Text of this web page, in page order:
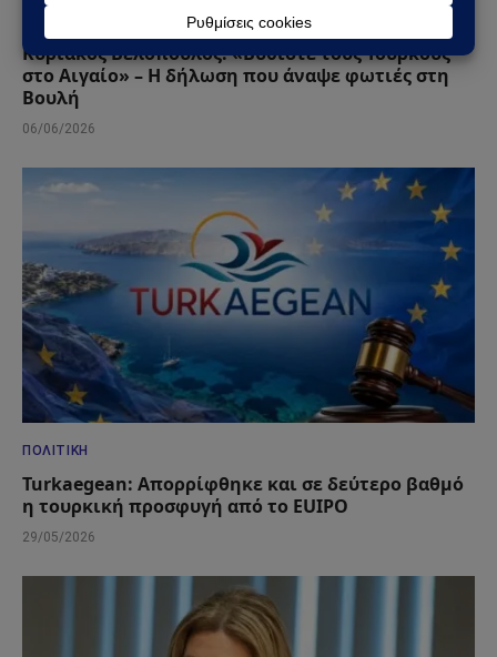
Κυριάκος Βελόπουλος: «Βυθίστε τους Τούρκους
στο Αιγαίο» – Η δήλωση που άναψε φωτιές στη
Βουλή
06/06/2026
ΠΟΛΙΤΙΚΉ
Turkaegean: Απορρίφθηκε και σε δεύτερο βαθμό
η τουρκική προσφυγή από το EUIPO
29/05/2026